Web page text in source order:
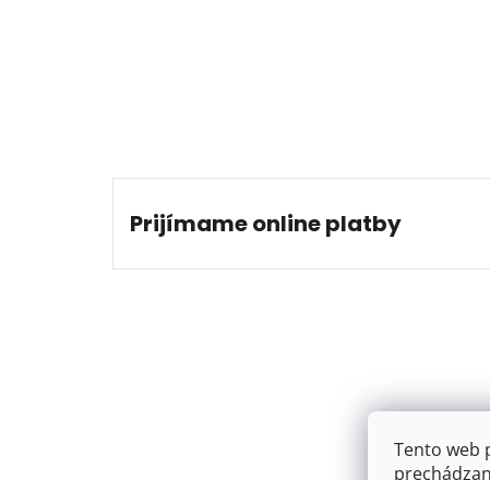
Tento web
Prijímame online platby